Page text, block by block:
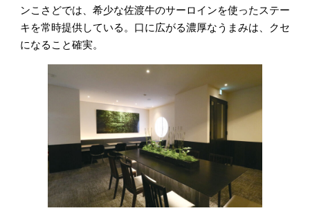
ンこさどでは、希少な佐渡牛のサーロインを使ったステー
キを常時提供している。口に広がる濃厚なうまみは、クセ
になること確実。